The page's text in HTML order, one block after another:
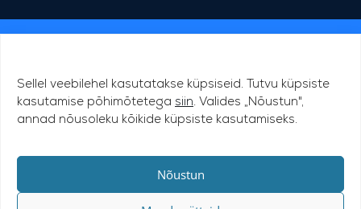
Sellel veebilehel kasutatakse küpsiseid. Tutvu küpsiste
kasutamise põhimõtetega siin. Valides „Nõustun",
annad nõusoleku kõikide küpsiste kasutamiseks.
Nõustun
Favorte OÜ
+372 5650 1480
favorte@favorte.ee